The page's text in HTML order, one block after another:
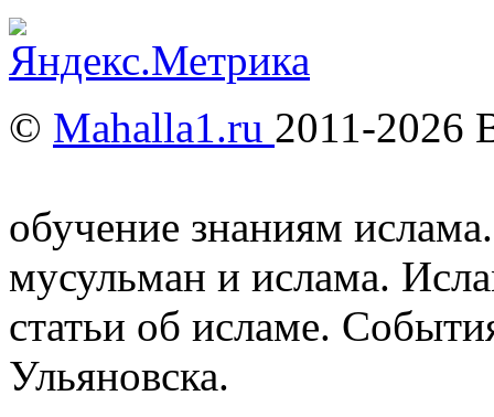
© Mahalla1.ru 2011-2026
обучение знаниям
мусульман и ислама.
статьи об исламе.
Ульяновска.